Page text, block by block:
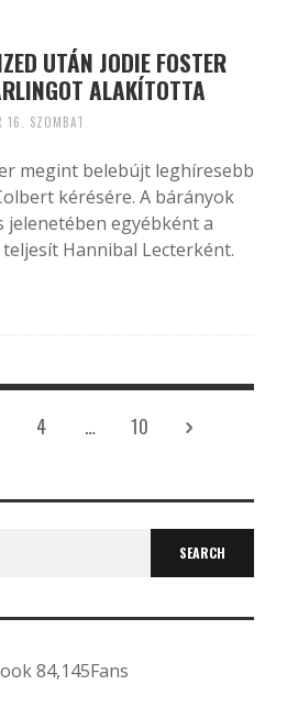
UTÁN JODIE FOSTER
ALAKÍTOTTA
16. SZOMBAT
megint belebújt leghíresebb
kérésére. A bárányok
jelenetében egyébként a
Hannibal Lecterként.
4 … 10
84,145Fans